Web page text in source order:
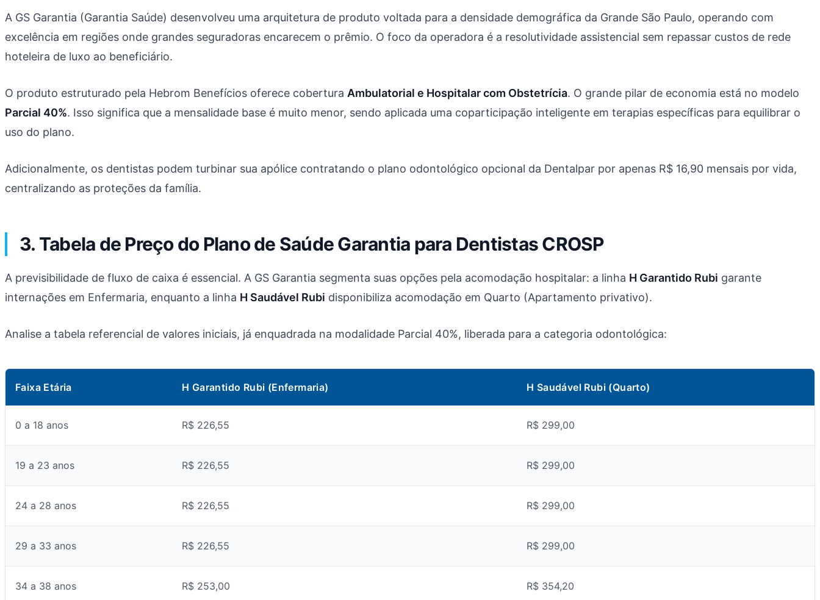
A GS Garantia (Garantia Saúde) desenvolveu uma arquitetura de produto voltada para a densidade demográfica da Grande São Paulo, operando com
excelência em regiões onde grandes seguradoras encarecem o prêmio. O foco da operadora é a resolutividade assistencial sem repassar custos de rede
hoteleira de luxo ao beneficiário.
O produto estruturado pela Hebrom Benefícios oferece cobertura Ambulatorial e Hospitalar com Obstetrícia. O grande pilar de economia está no modelo
Parcial 40%. Isso significa que a mensalidade base é muito menor, sendo aplicada uma coparticipação inteligente em terapias específicas para equilibrar o
uso do plano.
Adicionalmente, os dentistas podem turbinar sua apólice contratando o plano odontológico opcional da Dentalpar por apenas R$ 16,90 mensais por vida,
centralizando as proteções da família.
3. Tabela de Preço do Plano de Saúde Garantia para Dentistas CROSP
A previsibilidade de fluxo de caixa é essencial. A GS Garantia segmenta suas opções pela acomodação hospitalar: a linha H Garantido Rubi garante
internações em Enfermaria, enquanto a linha H Saudável Rubi disponibiliza acomodação em Quarto (Apartamento privativo).
Analise a tabela referencial de valores iniciais, já enquadrada na modalidade Parcial 40%, liberada para a categoria odontológica:
Faixa Etária H Garantido Rubi (Enfermaria) H Saudável Rubi (Quarto)
0 a 18 anos R$ 226,55 R$ 299,00
19 a 23 anos R$ 226,55 R$ 299,00
24 a 28 anos R$ 226,55 R$ 299,00
29 a 33 anos R$ 226,55 R$ 299,00
34 a 38 anos R$ 253,00 R$ 354,20